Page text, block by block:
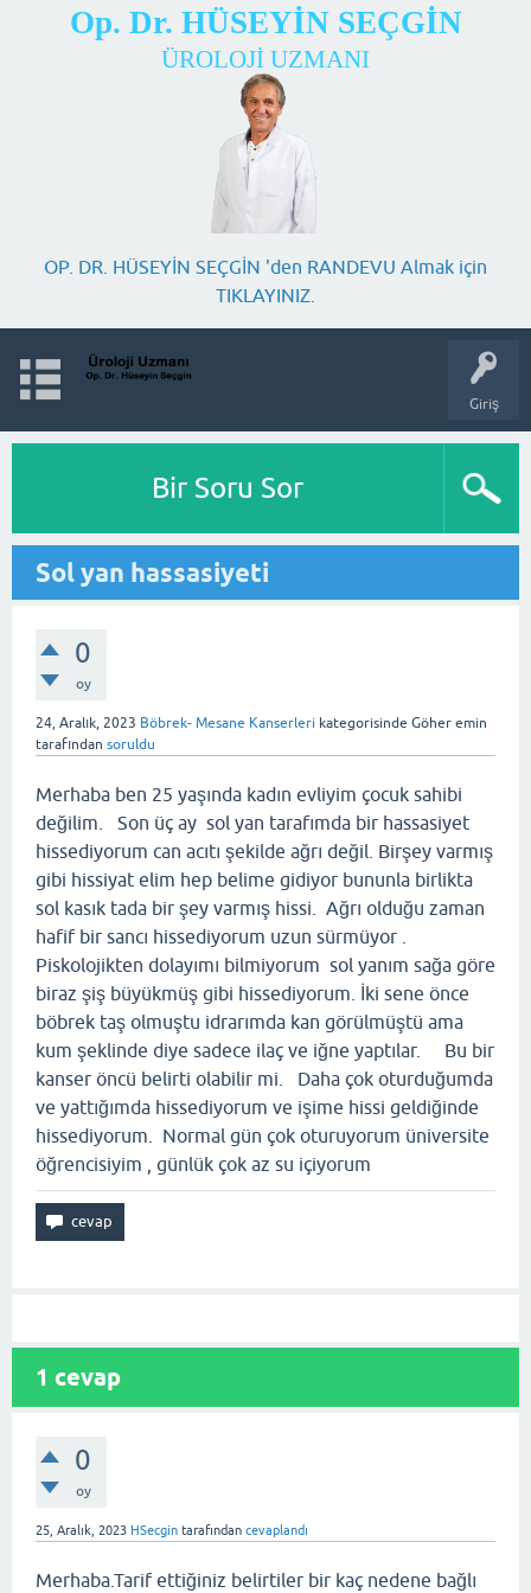
Op. Dr. HÜSEYİN SEÇGİN
ÜROLOJİ UZMANI
OP. DR. HÜSEYİN SEÇGİN 'den RANDEVU Almak için
TIKLAYINIZ.
Giriş
Bir Soru Sor
Sol yan hassasiyeti
0
oy
24, Aralık, 2023 Böbrek- Mesane Kanserleri kategorisinde Göher emin
tarafından soruldu
Merhaba ben 25 yaşında kadın evliyim çocuk sahibi
değilim. Son üç ay sol yan tarafımda bir hassasiyet
hissediyorum can acıtı şekilde ağrı değil. Birşey varmış
gibi hissiyat elim hep belime gidiyor bununla birlikta
sol kasık tada bir şey varmış hissi. Ağrı olduğu zaman
hafif bir sancı hissediyorum uzun sürmüyor .
Piskolojikten dolayımı bilmiyorum sol yanım sağa göre
biraz şiş büyükmüş gibi hissediyorum. İki sene önce
böbrek taş olmuştu idrarımda kan görülmüştü ama
kum şeklinde diye sadece ilaç ve iğne yaptılar. Bu bir
kanser öncü belirti olabilir mi. Daha çok oturduğumda
ve yattığımda hissediyorum ve işime hissi geldiğinde
hissediyorum. Normal gün çok oturuyorum üniversite
öğrencisiyim , günlük çok az su içiyorum
1 cevap
0
oy
25, Aralık, 2023 HSecgin tarafından cevaplandı
Merhaba.Tarif ettiğiniz belirtiler bir kaç nedene bağlı